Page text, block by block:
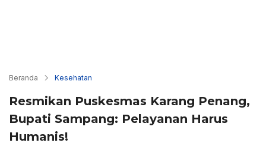
Beranda Kesehatan
Resmikan Puskesmas Karang Penang,
Bupati Sampang: Pelayanan Harus
Humanis!